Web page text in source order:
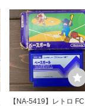
【NA-5419】レトロ FC